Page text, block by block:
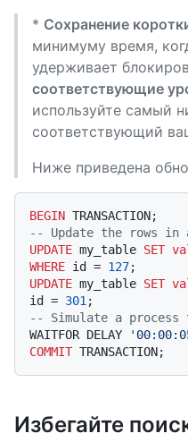
* Сохранение
минимуму время,
удерживает
соответствующие
используйте самый
соответствующий
Ниже приведена
BEGIN
-- Update the rows in
UPDATE my_table SET
WHERE id = 127
UPDATE my_table SET
id = 301
-- Simulate a process
WAITFOR DELAY
COMMIT
Избегайте